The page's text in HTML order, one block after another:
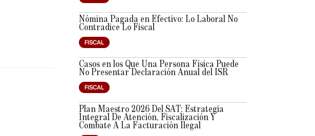
Nómina Pagada en Efectivo: Lo Laboral No
Contradice Lo Fiscal
FISCAL
Casos en los Que Una Persona Física Puede
No Presentar Declaración Anual del ISR
FISCAL
Plan Maestro 2026 Del SAT: Estrategia
Integral De Atención, Fiscalización Y
Combate A La Facturación Ilegal